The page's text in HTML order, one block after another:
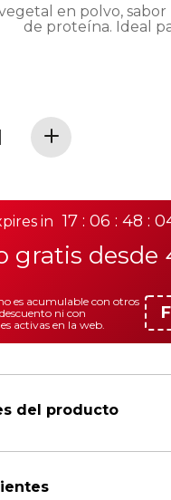
en polvo, sabor
de proteína. Ideal
in 17 : 06 : 48 :
gratis desde
es acumulable con otros
ni con
activas en la web.
del producto